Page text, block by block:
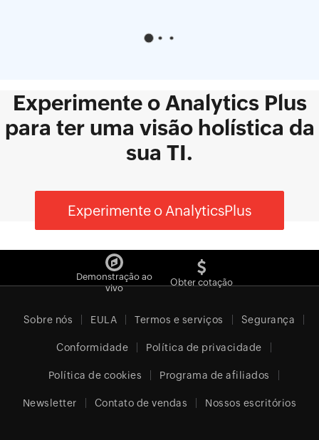
Experimente o Analytics Plus
para ter uma visão holística da
sua TI.
Experimente o AnalyticsPlus
Demonstração ao
vivo
Obter cotação
Sobre nós EULA Termos e serviços Segurança
Conformidade Política de privacidade
Política de cookies Programa de afiliados
Newsletter Contato de vendas Nossos escritórios